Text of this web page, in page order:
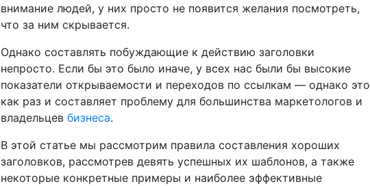
внимание людей, у них просто не появится желания посмотреть,
что за ним скрывается.
Однако составлять побуждающие к действию заголовки
непросто. Если бы это было иначе, у всех нас были бы высокие
показатели открываемости и переходов по ссылкам — однако это
как раз и составляет проблему для большинства маркетологов и
владельцев бизнеса.
В этой статье мы рассмотрим правила составления хороших
заголовков, рассмотрев девять успешных их шаблонов, а также
некоторые конкретные примеры и наиболее эффективные